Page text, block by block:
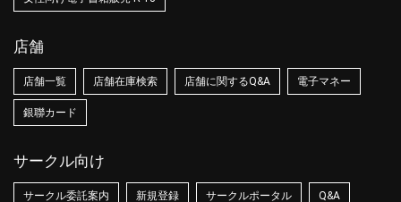
店舗
店舗一覧 店舗在庫検索 店舗に関するQ&A 電子マネー
銀聯カード
サークル向け
サークル委託案内 新規登録 サークルポータル Q&A